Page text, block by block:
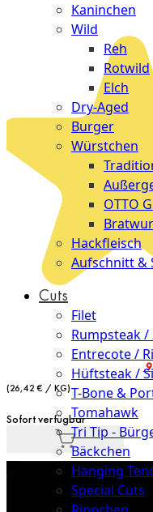
Kaninchen
Wild
Reh
Rotwild
Elch
Dry-Aged
Burger
Würstchen
OTTO
Hackfleisch
Aufschnitt &
Cuts
Filet
Rumpsteak /
Entrecote /
Hüftsteak /
T-Bone &
Tomahawk
Tri Tip -
Bäckchen
Hanging
Special Cuts
Ab
(26,42 € / KG)
Sofort verfügbar